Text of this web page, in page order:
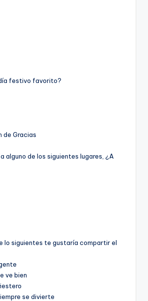
festivo favorito?
de Gracias
alguno de los siguientes lugares, ¿A
lo siguientes te gustarí­a compartir el
ve bien
se divierte